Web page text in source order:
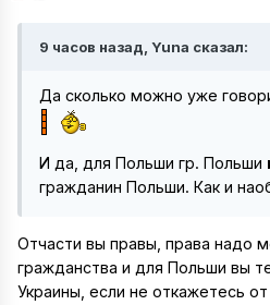
9 часов назад, Yuna сказал:
Да сколько можно уже
И да, для Польши гр. Польши
гражданин Польши. Как и
Отчасти вы правы, права надо
гражданства и для Польши вы
Украины, если не откажетесь